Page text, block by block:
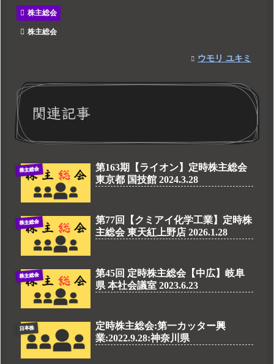
株主総会
株主総会
ウモリ ユキミ
関連記事
株主総会
第163期【ライオン】定時株主総会
東京都 国技館 2024.3.28
株主総会
第77回【クミアイ化学工業】定時株
主総会 東天紅上野店 2026.1.28
株主総会
第45回 定時株主総会【中広】岐阜
県 本社会議室 2023.6.23
日本株
定時株主総会:第一カッター興
業:2022.9.28:神奈川県